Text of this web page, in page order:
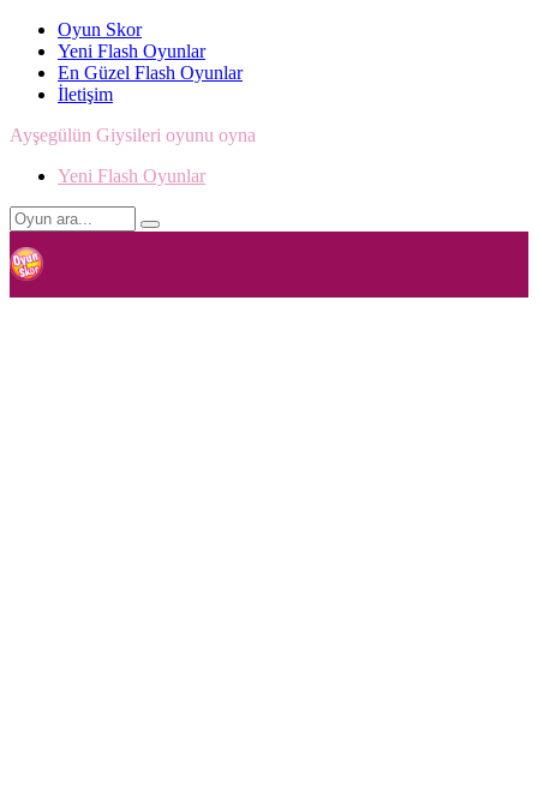
Oyun Skor
Yeni Flash Oyunlar
En Güzel Flash Oyunlar
İletişim
Ayşegülün Giysileri oyunu oyna
Yeni Flash Oyunlar